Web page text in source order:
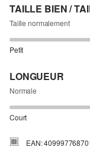
TAILLE BIEN /
Taille normalement
Petit
LONGUEUR
Normale
Court
EAN: